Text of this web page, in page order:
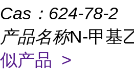
Cas： 624-78-2
产品名称N-甲基
似产品 >